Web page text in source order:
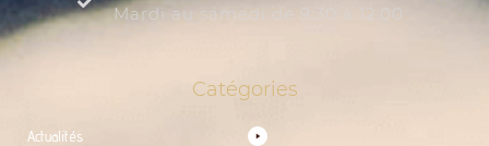
Mardi au samedi de 9:30 à 12:00
Catégories
Actualités